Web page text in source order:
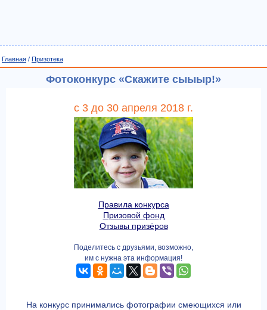
Главная / Призотека
Фотоконкурс «Скажите сыыыр!»
с 3 до 30 апреля 2018 г.
Правила конкурса
Призовой фонд
Отзывы призёров
Поделитесь с друзьями, возможно,
им с нужна эта информация!
На конкурс принимались фотографии смеющихся или